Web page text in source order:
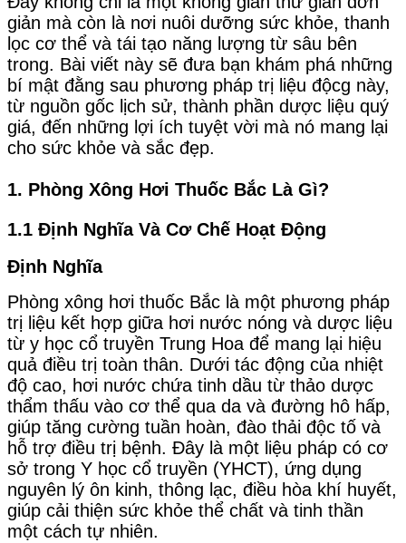
giản mà còn là nơi nuôi dưỡng sức khỏe, thanh
lọc cơ thể và tái tạo năng lượng từ sâu bên
trong. Bài viết này sẽ đưa bạn khám phá những
bí mật đằng sau phương pháp trị liệu độcg này,
từ nguồn gốc lịch sử, thành phần dược liệu quý
giá, đến những lợi ích tuyệt vời mà nó mang lại
cho sức khỏe và sắc đẹp.
1. Phòng Xông Hơi Thuốc Bắc Là Gì?
1.1 Định Nghĩa Và Cơ Chế Hoạt Động
Định Nghĩa
Phòng xông hơi thuốc Bắc là một phương pháp
trị liệu kết hợp giữa hơi nước nóng và dược liệu
từ y học cổ truyền Trung Hoa để mang lại hiệu
quả điều trị toàn thân. Dưới tác động của nhiệt
độ cao, hơi nước chứa tinh dầu từ thảo dược
thẩm thấu vào cơ thể qua da và đường hô hấp,
giúp tăng cường tuần hoàn, đào thải độc tố và
hỗ trợ điều trị bệnh. Đây là một liệu pháp có cơ
sở trong Y học cổ truyền (YHCT), ứng dụng
nguyên lý ôn kinh, thông lạc, điều hòa khí huyết,
giúp cải thiện sức khỏe thể chất và tinh thần
một cách tự nhiên.